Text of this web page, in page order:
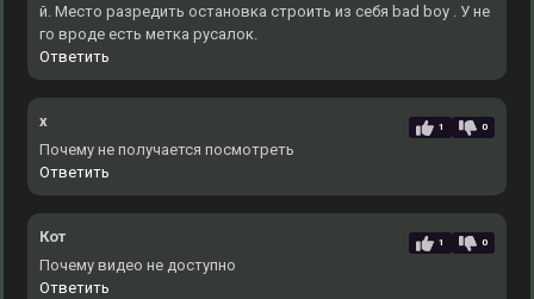
й. Место разредить остановка строить из себя bad boy . У не
го вроде есть метка русалок.
Ответить
x 1 0
Почему не получается посмотреть
Ответить
Кот 1 0
Почему видео не доступно
Ответить